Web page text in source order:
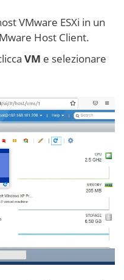
VMware ESXi in un
Host Client.
VM e selezionare